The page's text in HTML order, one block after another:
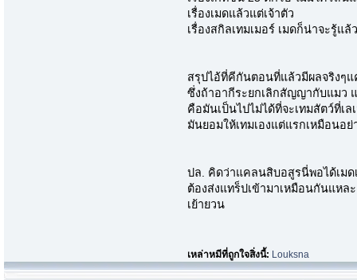
เรื่องเมดแล้วแต่เจ้าตัว
เรื่องสกิลเทมเมอร์ เมดก็น่าจะรู้แ
สรุปไอ้ที่คีกันตอนที่แล้วมีผลจริงๆแ
ซึ่งถ้าอากีระยกเลิกสัญญากับแมว
คือมันเป็นไปไม่ได้ที่จะเทมสัตว์ที่เ
มันยอมให้เทมเองแต่แรกเหมือนอ
ปล. คิดว่าแคลนสิบอสูรนี่พอได้เม
ต้องส่งแทร็ปเข้ามาเหมือนกันแหล
เย้ายวน
เหล่าหมีที่ถูกใจสิ่งนี้: Louksna